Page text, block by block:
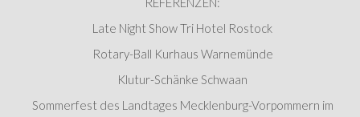
Late Night Show Tri Hotel Rostock
Rotary-Ball Kurhaus Warnemünde
Klutur-Schänke Schwaan
Sommerfest des Landtages Mecklenburg-Vorpommern im